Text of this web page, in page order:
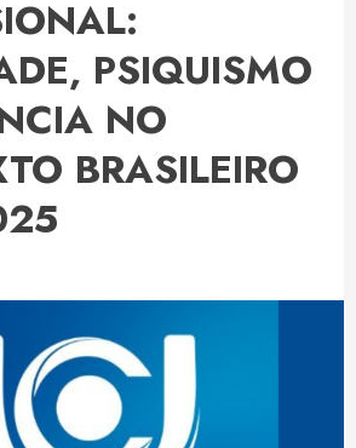
PSIQUISMO
NO
BRASILEIRO